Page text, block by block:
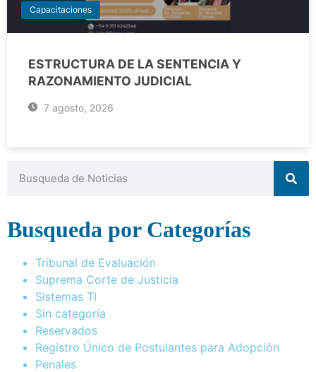
Capacitaciones
ESTRUCTURA DE LA SENTENCIA Y
RAZONAMIENTO JUDICIAL
7 agosto, 2026
Busqueda por Categorías
Tribunal de Evaluación
Suprema Corte de Justicia
Sistemas TI
Sin categoría
Reservados
Registro Único de Postulantes para Adopción
Penales